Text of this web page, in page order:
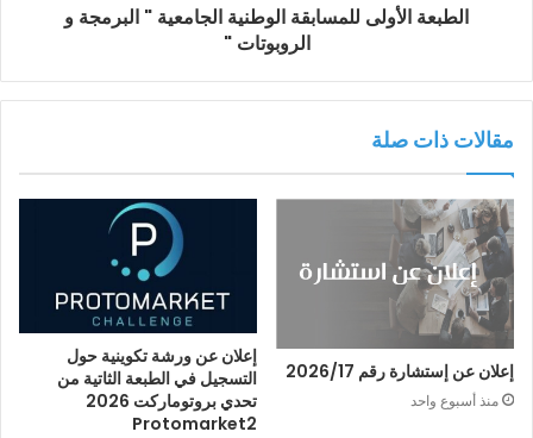
الطبعة الأولى للمسابقة الوطنية الجامعية " البرمجة و
الروبوتات "
مقالات ذات صلة
إعلان عن إستشارة رقم 2026/17
منذ أسبوع واحد
إعلان عن ورشة تكوينية حول
التسجيل في الطبعة الثاتية من
تحدي بروتوماركت 2026
Protomarket2